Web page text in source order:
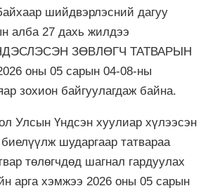
шийдвэрлэсний дагуу
алба 27 дахь жилдээ
ЗӨВЛӨГЧ ТАТВАРЫН
оны 05 сарын 04-08-ны
зохион байгуулагдаж байна.
Улсын Үндсэн хуулиар хүлээсэн
шударгаар татвараа
төлөгчдөд шагнал гардуулах
арга хэмжээ 2026 оны 05 сарын